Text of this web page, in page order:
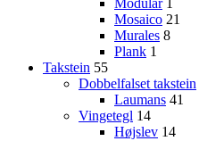
Modular 1
Mosaico 21
Murales 8
Plank 1
Takstein 55
Dobbelfalset takstein
Laumans 41
Vingetegl 14
Højslev 14